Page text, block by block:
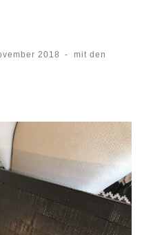
2018 -
mit den